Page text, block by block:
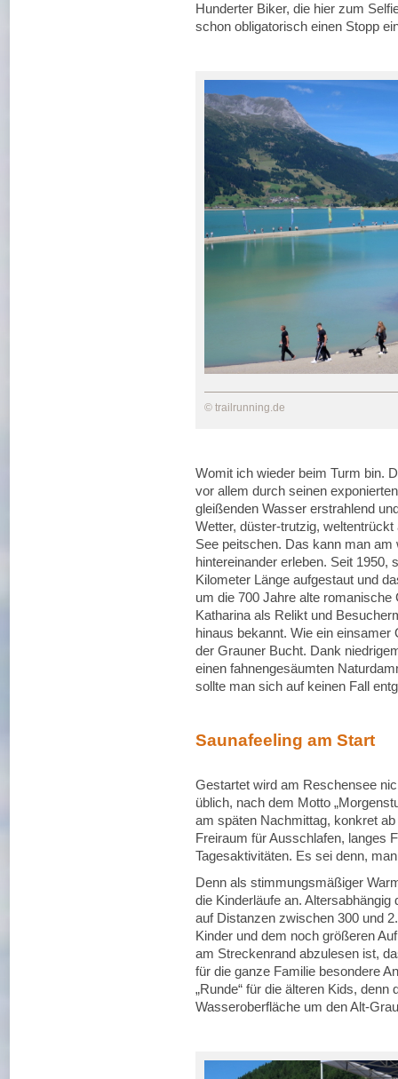
Hunderter Biker, die hier zum
schon obligatorisch einen Stopp
© trailrunning.de
Womit ich wieder beim Turm bin.
vor allem durch seinen
gleißenden Wasser erstrahlend
Wetter, düster-trutzig,
See peitschen. Das kann man
hintereinander erleben. Seit 1950,
Kilometer Länge aufgestaut und
um die 700 Jahre alte
Katharina als Relikt und
hinaus bekannt. Wie ein einsamer
der Grauner Bucht. Dank
einen fahnengesäumten
sollte man sich auf keinen Fall
Saunafeeling am Start
Gestartet wird am Reschensee
üblich, nach dem Motto
am späten Nachmittag, konkret
Freiraum für Ausschlafen, langes
Tagesaktivitäten. Es sei denn,
Denn als stimmungsmäßiger
die Kinderläufe an.
auf Distanzen zwischen 300 und
Kinder und dem noch größeren
am Streckenrand abzulesen ist,
für die ganze Familie besondere
„Runde“ für die älteren Kids,
Wasseroberfläche um den Alt-